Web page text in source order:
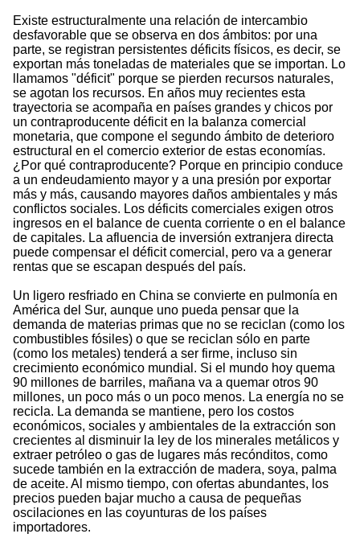
Existe estructuralmente una relación de intercambio
desfavorable que se observa en dos ámbitos: por una
parte, se registran persistentes déficits físicos, es decir, se
exportan más toneladas de materiales que se importan. Lo
llamamos "déficit" porque se pierden recursos naturales,
se agotan los recursos. En años muy recientes esta
trayectoria se acompaña en países grandes y chicos por
un contraproducente déficit en la balanza comercial
monetaria, que compone el segundo ámbito de deterioro
estructural en el comercio exterior de estas economías.
¿Por qué contraproducente? Porque en principio conduce
a un endeudamiento mayor y a una presión por exportar
más y más, causando mayores daños ambientales y más
conflictos sociales. Los déficits comerciales exigen otros
ingresos en el balance de cuenta corriente o en el balance
de capitales. La afluencia de inversión extranjera directa
puede compensar el déficit comercial, pero va a generar
rentas que se escapan después del país.
Un ligero resfriado en China se convierte en pulmonía en
América del Sur, aunque uno pueda pensar que la
demanda de materias primas que no se reciclan (como los
combustibles fósiles) o que se reciclan sólo en parte
(como los metales) tenderá a ser firme, incluso sin
crecimiento económico mundial. Si el mundo hoy quema
90 millones de barriles, mañana va a quemar otros 90
millones, un poco más o un poco menos. La energía no se
recicla. La demanda se mantiene, pero los costos
económicos, sociales y ambientales de la extracción son
crecientes al disminuir la ley de los minerales metálicos y
extraer petróleo o gas de lugares más recónditos, como
sucede también en la extracción de madera, soya, palma
de aceite. Al mismo tiempo, con ofertas abundantes, los
precios pueden bajar mucho a causa de pequeñas
oscilaciones en las coyunturas de los países
importadores.